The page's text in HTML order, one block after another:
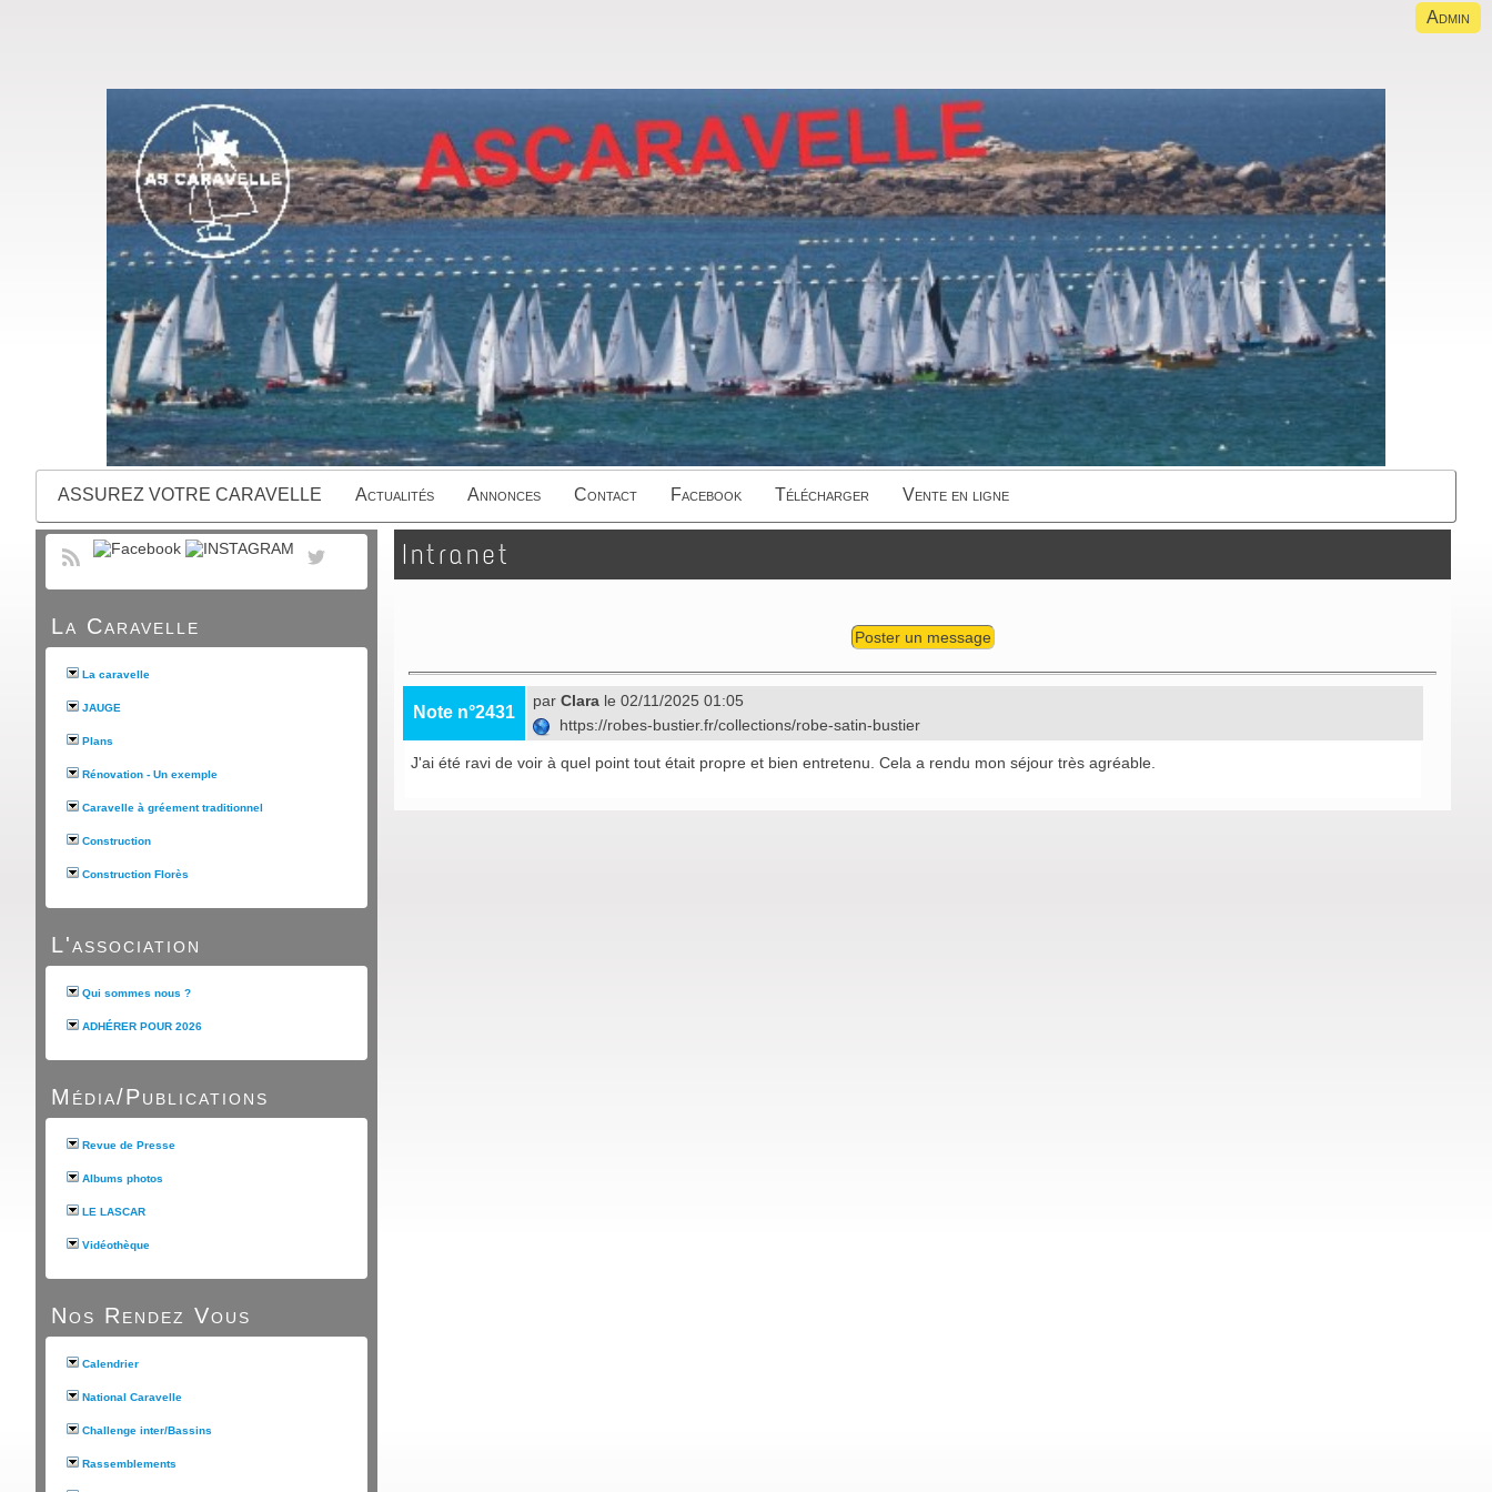
Admin
ASSUREZ VOTRE CARAVELLE Actualités Annonces Contact Facebook Télécharger Vente en ligne
La Caravelle
La caravelle
JAUGE
Plans
Rénovation - Un exemple
Caravelle à gréement traditionnel
Construction
Construction Florès
L'association
Qui sommes nous ?
ADHÉRER POUR 2026
Média/Publications
Revue de Presse
Albums photos
LE LASCAR
Vidéothèque
Nos Rendez Vous
Calendrier
National Caravelle
Challenge inter/Bassins
Rassemblements
Intranet
Poster un message
Note n°2431
par Clara le 02/11/2025 01:05
https://robes-bustier.fr/collections/robe-satin-bustier
J'ai été ravi de voir à quel point tout était propre et bien entretenu. Cela a rendu mon séjour très agréable.